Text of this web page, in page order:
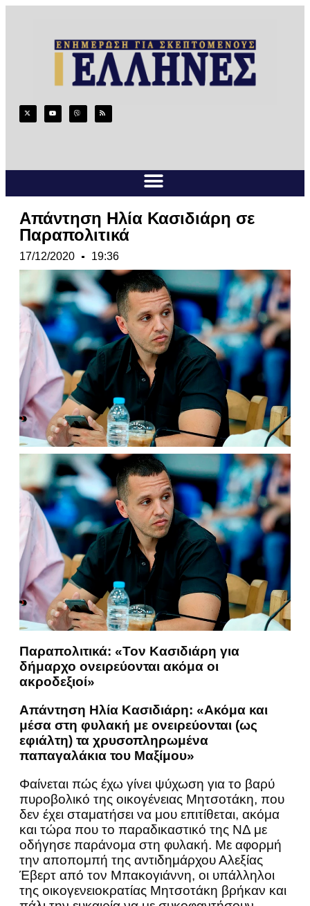
Απάντηση Ηλία Κασιδιάρη σε
Παραπολιτικά
17/12/2020 19:36
Παραπολιτικά: «Τον Κασιδιάρη για
δήμαρχο ονειρεύονται ακόμα οι
ακροδεξιοί»
Απάντηση Ηλία Κασιδιάρη: «Ακόμα και
μέσα στη φυλακή με ονειρεύονται (ως
εφιάλτη) τα χρυσοπληρωμένα
παπαγαλάκια του Μαξίμου»
Φαίνεται πώς έχω γίνει ψύχωση για το βαρύ
πυροβολικό της οικογένειας Μητσοτάκη, που
δεν έχει σταματήσει να μου επιτίθεται, ακόμα
και τώρα που το παραδικαστικό της ΝΔ με
οδήγησε παράνομα στη φυλακή. Με αφορμή
την αποπομπή της αντιδημάρχου Αλεξίας
Έβερτ από τον Μπακογιάννη, οι υπάλληλοι
της οικογενειοκρατίας Μητσοτάκη βρήκαν και